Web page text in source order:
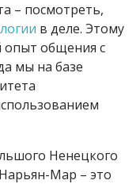
– посмотреть,
в деле. Этому
общения с
мы на базе
Ненецкого
Мар – это